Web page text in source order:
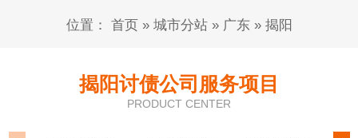
位置： 首页» 城市分站» 广东» 揭阳
揭阳讨债公司服务项目
PRODUCT CENTER